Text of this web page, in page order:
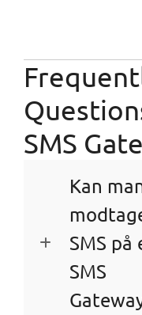
SMS
Kan
SMS på
SMS